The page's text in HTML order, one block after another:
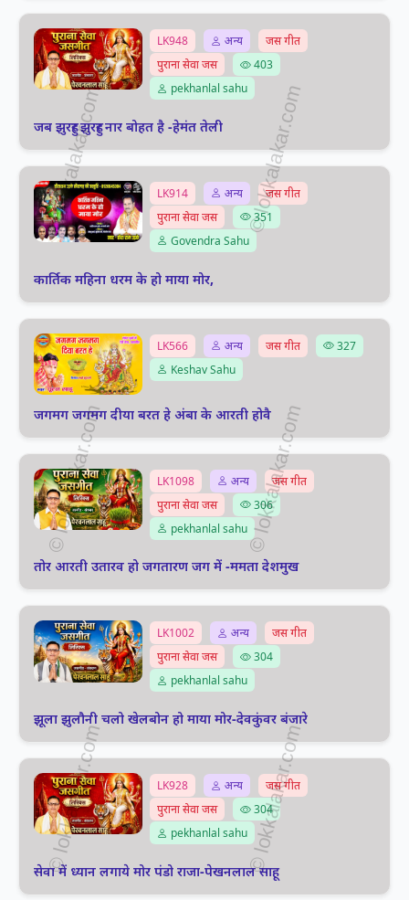
LK948 अन्य
जस गीत
पुराना सेवा जस
403
pekhanlal sahu
जब झुरहुर झुरहुर नार बोहत है -हेमंत तेली
LK914 अन्य
जस गीत
पुराना सेवा जस
351
Govendra Sahu
कार्तिक महिना धरम के हो माया मोर,
LK566 अन्य जस गीत
327
Keshav Sahu
जगमग जगमग दीया बरत हे अंबा के आरती होवै
LK1098 अन्य
जस गीत
पुराना सेवा जस
306
pekhanlal sahu
तोर आरती उतारव हो जगतारण जग में -ममता देशमुख
LK1002 अन्य
जस गीत
पुराना सेवा जस
304
pekhanlal sahu
झूला झुलौनी चलो खेलबोन हो माया मोर-देवकुंवर बंजारे
LK928 अन्य
जस गीत
पुराना सेवा जस
304
pekhanlal sahu
सेवा में ध्यान लगाये मोर पंडो राजा-पेखनलाल साहू